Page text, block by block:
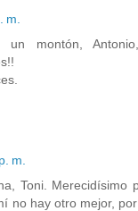
m.
un montón,
m.
Toni. Merecidísimo
no hay otro mejor,